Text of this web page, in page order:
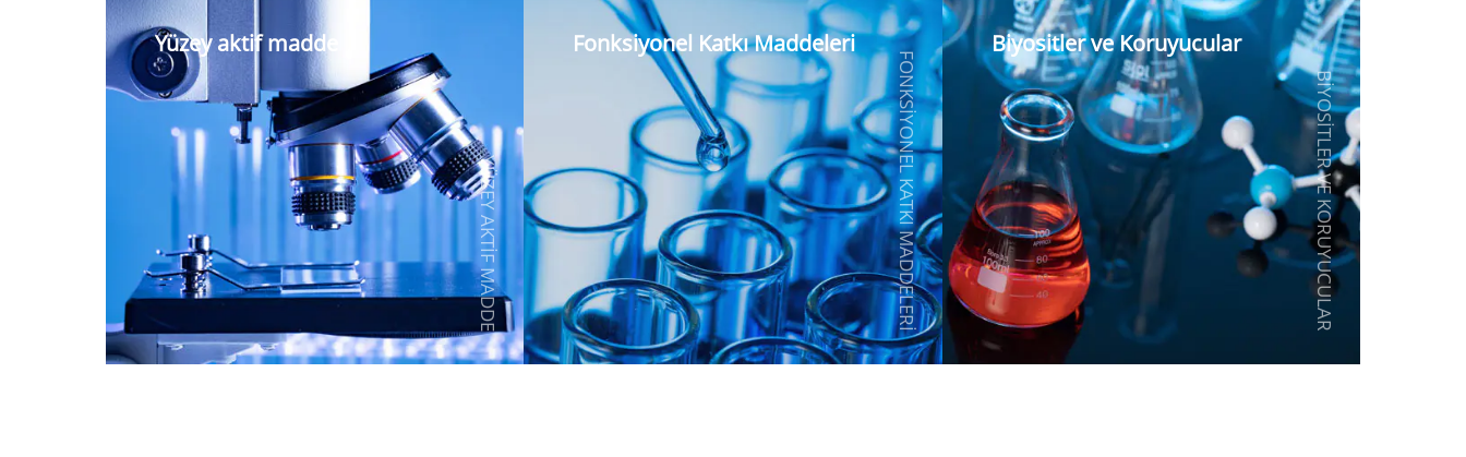
Yüzey aktif madde
YÜZEY AKTIF MADDE
İyonik
Olmayan Yüzey Aktif Madde
Anyonik Yüzey Aktif Maddeler
Katyonik Yüzey Aktif Maddeler
Fonksiyonel Katkı Maddeleri
FONKSIYONEL KATKI MADDELERI
Köpük kesici Islatıcı
Ajanlar Yoğunlaştırıcılar
Kükürt giderici
Biyositler ve Koruyucular
BIYOSITLER VE KORUYUCULAR
Biyositler